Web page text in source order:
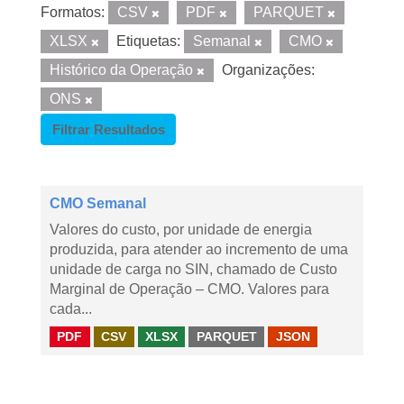
Formatos: CSV PDF
PARQUET
XLSX
Etiquetas: Semanal
CMO
Histórico da Operação
Organizações:
ONS
Filtrar Resultados
CMO Semanal
Valores do custo, por unidade de energia
produzida, para atender ao incremento de uma
unidade de carga no SIN, chamado de Custo
Marginal de Operação – CMO. Valores para
cada...
PDF CSV XLSX PARQUET JSON